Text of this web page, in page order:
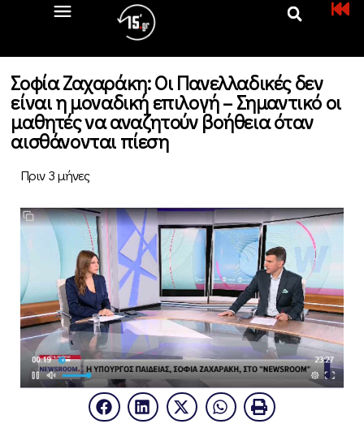
Σοφία Ζαχαράκη: Οι Πανελλαδικές δεν
είναι η μοναδική επιλογή – Σημαντικό οι
μαθητές να αναζητούν βοήθεια όταν
αισθάνονται πίεση
Πριν 3 μήνες